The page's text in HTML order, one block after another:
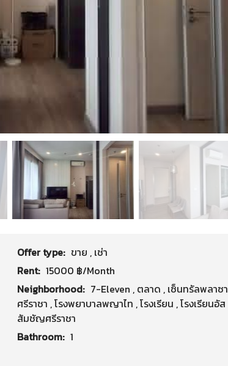
ท
ม้
Offer type: ขาย , เช่า
Rent: 15000 ฿/Month
Neighborhood: 7-Eleven , ตลาด , เซ็นทรัลพลาซา
ศรีราชา ,โรงพยาบาลพญาไท ,โรงเรียน ,โรงเรียนอัส
สัมชัญศรีราชา
Bathroom: 1